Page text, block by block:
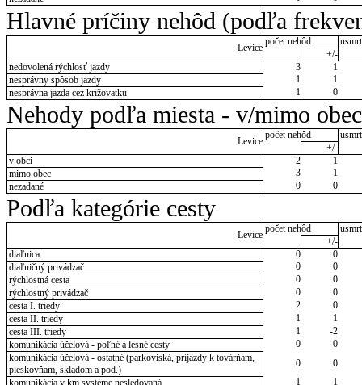
Hlavné príčiny nehôd (podľa
Levice
počet nehôd
+/-
nedovolená rýchlosť jazdy
3
1
nesprávny spôsob jazdy
1
1
nesprávna jazda cez križovatku
1 0
Nehody podľa miesta - v/mimo obec
Levice
počet nehôd
+/-
v obci
2
1
mimo obec
3
-1
nezadané
0 0
Podľa kategórie cesty
Levice
počet nehôd
+/-
diaľnica
0
0
diaľničný privádzač
0
0
rýchlostná cesta
0
0
rýchlostný privádzač
0
0
cesta I. triedy
2
0
cesta II. triedy
1
1
cesta III. triedy
1
-2
komunikácia účelová - poľné a lesné cesty
0
0
komunikácia účelová - ostatné (parkoviská, príjazdy k továrňam,
pieskovňam, skladom a pod.)
0
0
komunikácia v km systéme nesledovaná
1
1